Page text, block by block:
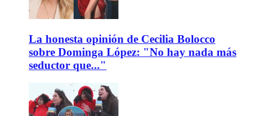
La honesta opinión de Cecilia Bolocco
sobre Dominga López: "No hay nada más
seductor que..."